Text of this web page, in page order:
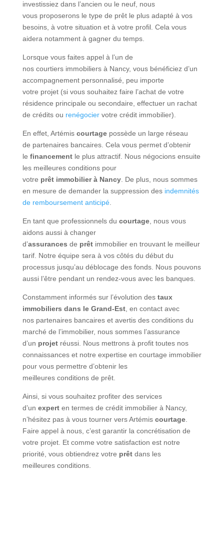
investissiez dans l’ancien ou le neuf, nous
vous proposeronsle type de prêtle plus adapté à vos
besoins, à votre situation et à votre profil. Cela vous
aidera notamment à gagner du temps.
Lorsque vous faites appel à l’un de
nos courtiers immobiliers à Nancy, vous bénéficiez d’un
accompagnement personnalisé, peu importe
votre projet(si vous souhaitezfaire l’achat de votre
résidence principale ou secondaire, effectuer un rachat
de crédits ou renégociervotre crédit immobilier)
En effet, Artémis courtagepossède un large réseau
de partenaires bancaires. Cela vous permet d’obtenir
le financementle plus attractif. Nous négocions ensuite
les meilleures conditionspour
votre prêt immobilier à Nancy. De plus, nous sommes
en mesure de demander la suppression des indemnités
de remboursement anticipé.
En tant que professionnels du courtage, nous vous
aidons aussi à changer
d’assurances de prêtimmobilier en trouvant le meilleur
tarif. Notre équipe sera à vos côtés du début du
processus jusqu’au déblocage des fonds. Nous pouvons
aussi l’être pendant un rendez-vous avec les banques.
Constamment informés sur l’évolution des taux
immobiliers dans le Grand-Est, en contact avec
nos partenaires bancaireset avertis des conditionsdu
marché de l’immobilier, nous sommes l’assurance
d’un projetréussi. Nous mettrons à profit toutes nos
connaissances et notre expertise en courtage immobilier
pour vous permettre d’obtenir les
meilleures conditionsde prêt.
Ainsi, si vous souhaitezprofiter des services
d’un experten termes de crédit immobilier à Nancy,
n’hésitez pas à vous tourner vers Artémis courtage.
Faire appel à nous, c’est garantir la concrétisation de
votre projet. Et comme votre satisfaction est notre
priorité, vous obtiendrez votre prêtdans les
meilleures conditions.